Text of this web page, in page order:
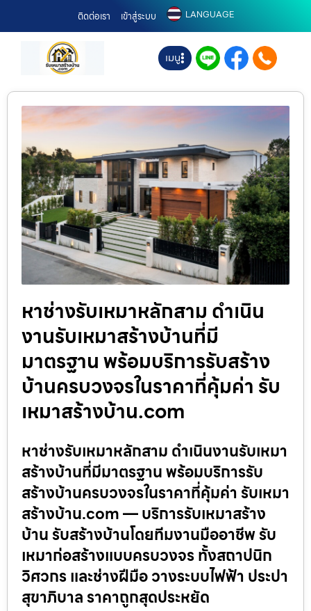
ติดต่อเรา เข้าสู่ระบบ LANGUAGE
เมนู
หาช่างรับเหมาหลักสาม ดำเนิน
งานรับเหมาสร้างบ้านที่มี
มาตรฐาน พร้อมบริการรับสร้าง
บ้านครบวงจรในราคาที่คุ้มค่า รับ
เหมาสร้างบ้าน.com
หาช่างรับเหมาหลักสาม ดำเนินงานรับเหมา
สร้างบ้านที่มีมาตรฐาน พร้อมบริการรับ
สร้างบ้านครบวงจรในราคาที่คุ้มค่า รับเหมา
สร้างบ้าน.com — บริการรับเหมาสร้าง
บ้าน รับสร้างบ้านโดยทีมงานมืออาชีพ รับ
เหมาก่อสร้างแบบครบวงจร ทั้งสถาปนิก
วิศวกร และช่างฝีมือ วางระบบไฟฟ้า ประปา
สุขาภิบาล ราคาถูกสุดประหยัด